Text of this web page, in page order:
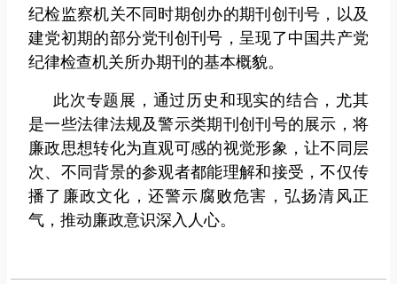
纪检监察机关不同时期创办的期刊创刊号，以及
建党初期的部分党刊创刊号，呈现了中国共产党
纪律检查机关所办期刊的基本概貌。
此次专题展，通过历史和现实的结合，尤其
是一些法律法规及警示类期刊创刊号的展示，将
廉政思想转化为直观可感的视觉形象，让不同层
次、不同背景的参观者都能理解和接受，不仅传
播了廉政文化，还警示腐败危害，弘扬清风正
气，推动廉政意识深入人心。